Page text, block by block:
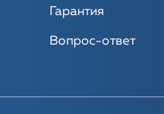
Гарантия
Вопрос-ответ